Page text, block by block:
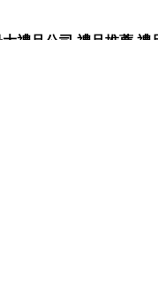
品公司,禮品推薦,禮
品網站。